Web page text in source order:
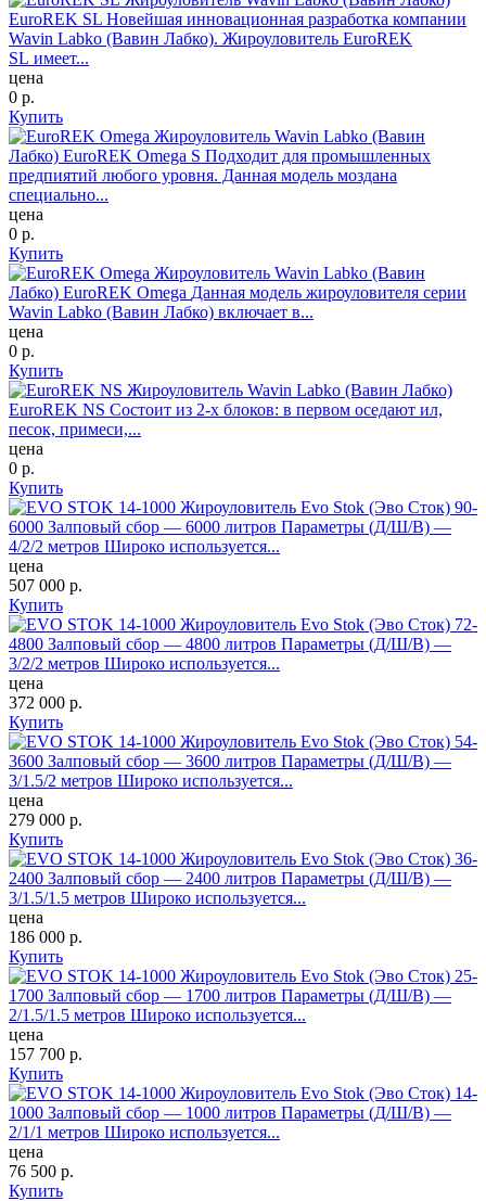
EuroREK SL Новейшая инновационная разработка компании
Wavin Labko (Вавин Лабко). Жироуловитель EuroREK
SL имеет...
цена
0 р.
Купить
Жироуловитель Wavin Labko (Вавин
Лабко) EuroREK Omega S Подходит для промышленных
предпиятий любого уровня. Данная модель моздана
специально...
цена
0 р.
Купить
Жироуловитель Wavin Labko (Вавин
Лабко) EuroREK Omega Данная модель жироуловителя серии
Wavin Labko (Вавин Лабко) включает в...
цена
0 р.
Купить
Жироуловитель Wavin Labko (Вавин Лабко)
EuroREK NS Состоит из 2-х блоков: в первом оседают ил,
песок, примеси,...
цена
0 р.
Купить
Жироуловитель Evo Stok (Эво Сток) 90-
6000 Залповый сбор — 6000 литров Параметры (Д/Ш/В) —
4/2/2 метров Широко используется...
цена
507 000 р.
Купить
Жироуловитель Evo Stok (Эво Сток) 72-
4800 Залповый сбор — 4800 литров Параметры (Д/Ш/В) —
3/2/2 метров Широко используется...
цена
372 000 р.
Купить
Жироуловитель Evo Stok (Эво Сток) 54-
3600 Залповый сбор — 3600 литров Параметры (Д/Ш/В) —
3/1.5/2 метров Широко используется...
цена
279 000 р.
Купить
Жироуловитель Evo Stok (Эво Сток) 36-
2400 Залповый сбор — 2400 литров Параметры (Д/Ш/В) —
3/1.5/1.5 метров Широко используется...
цена
186 000 р.
Купить
Жироуловитель Evo Stok (Эво Сток) 25-
1700 Залповый сбор — 1700 литров Параметры (Д/Ш/В) —
2/1.5/1.5 метров Широко используется...
цена
157 700 р.
Купить
Жироуловитель Evo Stok (Эво Сток) 14-
1000 Залповый сбор — 1000 литров Параметры (Д/Ш/В) —
2/1/1 метров Широко используется...
цена
76 500 р.
Купить